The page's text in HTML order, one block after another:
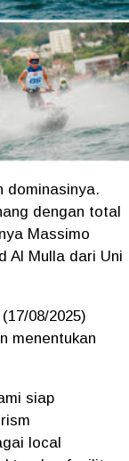
dominasinya.
dengan total
Massimo
Al Mulla dari Uni
08/2025)
menentukan
siap
local